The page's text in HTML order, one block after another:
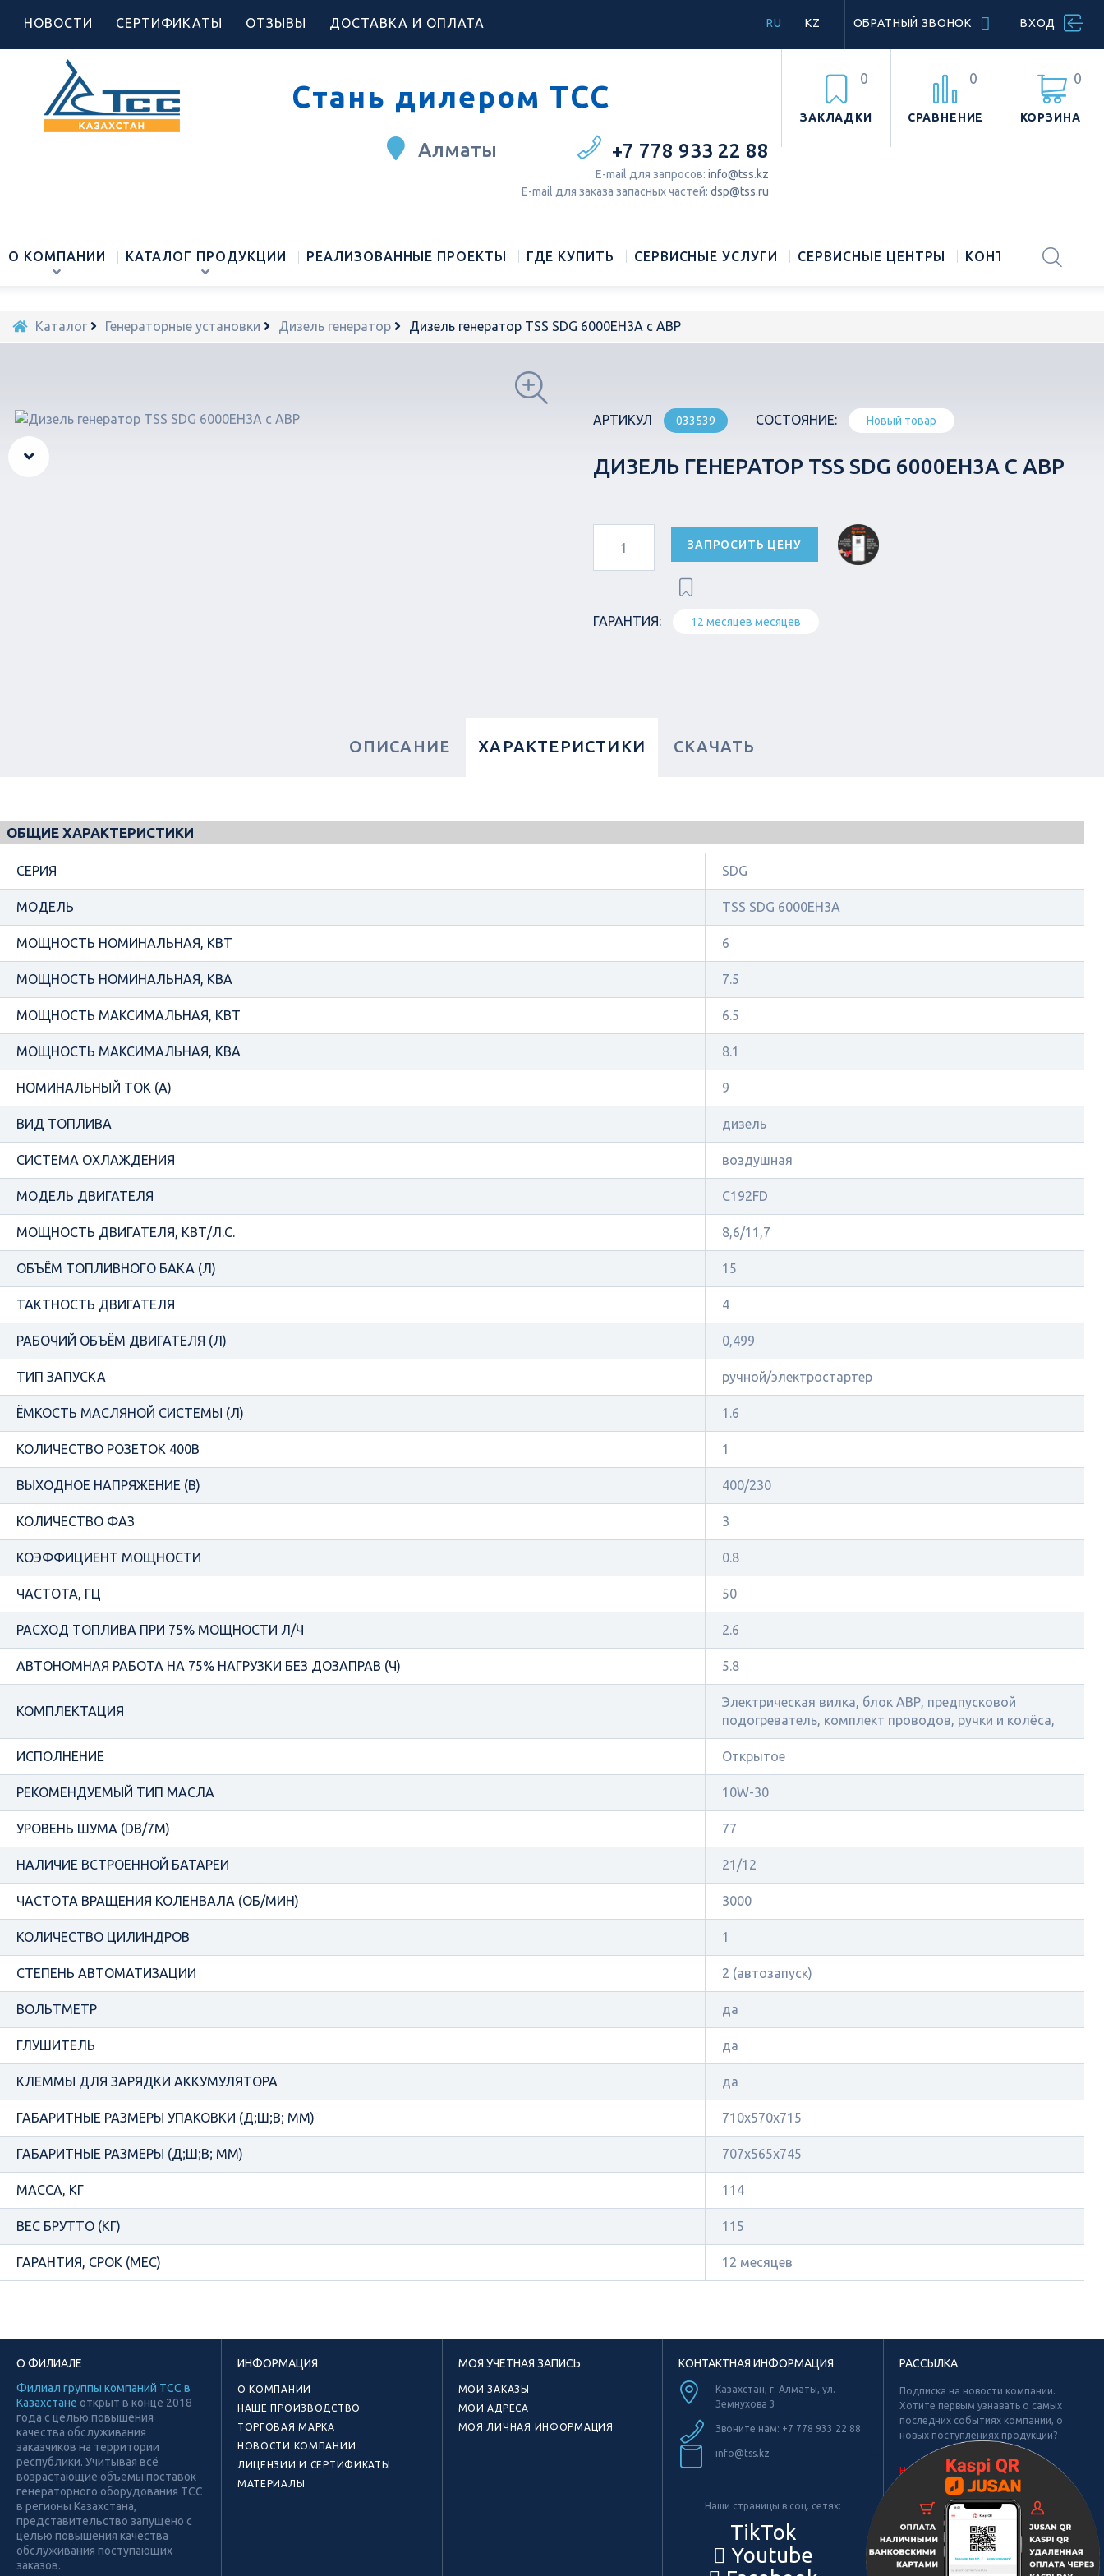
НОВОСТИ СЕРТИФИКАТЫ ОТЗЫВЫ ДОСТАВКА И ОПЛАТА ВХОД
ОБРАТНЫЙ ЗВОНОК
RU KZ
Стань дилером ТСС
КОРЗИНА
0
ЗАКЛАДКИ
0
СРАВНЕНИЕ
0
+7 778 933 22 88
Е-mail для запросов: info@tss.kz
Е-mail для заказа запасных частей: dsp@tss.ru
Алматы
О КОМПАНИИ КАТАЛОГ ПРОДУКЦИИ РЕАЛИЗОВАННЫЕ ПРОЕКТЫ ГДЕ КУПИТЬ СЕРВИСНЫЕ УСЛУГИ СЕРВИСНЫЕ ЦЕНТРЫ КОНТАКТЫ
Каталог Генераторные установки Дизель генератор Дизель генератор TSS SDG 6000EH3A с АВР
АРТИКУЛ 033539 СОСТОЯНИЕ: Новый товар
ДИЗЕЛЬ ГЕНЕРАТОР TSS SDG 6000EH3A С АВР
ЗАПРОСИТЬ ЦЕНУ
ГАРАНТИЯ: 12 месяцев месяцев
ОПИСАНИЕ ХАРАКТЕРИСТИКИ СКАЧАТЬ
ОБЩИЕ ХАРАКТЕРИСТИКИ
СЕРИЯ SDG
МОДЕЛЬ TSS SDG 6000EH3A
МОЩНОСТЬ НОМИНАЛЬНАЯ, КВТ 6
МОЩНОСТЬ НОМИНАЛЬНАЯ, КВА 7.5
МОЩНОСТЬ МАКСИМАЛЬНАЯ, КВТ 6.5
МОЩНОСТЬ МАКСИМАЛЬНАЯ, КВА 8.1
НОМИНАЛЬНЫЙ ТОК (А) 9
ВИД ТОПЛИВА дизель
СИСТЕМА ОХЛАЖДЕНИЯ воздушная
МОДЕЛЬ ДВИГАТЕЛЯ C192FD
МОЩНОСТЬ ДВИГАТЕЛЯ, КВТ/Л.С. 8,6/11,7
ОБЪЁМ ТОПЛИВНОГО БАКА (Л) 15
ТАКТНОСТЬ ДВИГАТЕЛЯ 4
РАБОЧИЙ ОБЪЁМ ДВИГАТЕЛЯ (Л) 0,499
ТИП ЗАПУСКА ручной/электростартер
ЁМКОСТЬ МАСЛЯНОЙ СИСТЕМЫ (Л) 1.6
КОЛИЧЕСТВО РОЗЕТОК 400В 1
ВЫХОДНОЕ НАПРЯЖЕНИЕ (В) 400/230
КОЛИЧЕСТВО ФАЗ 3
КОЭФФИЦИЕНТ МОЩНОСТИ 0.8
ЧАСТОТА, ГЦ 50
РАСХОД ТОПЛИВА ПРИ 75% МОЩНОСТИ Л/Ч 2.6
АВТОНОМНАЯ РАБОТА НА 75% НАГРУЗКИ БЕЗ ДОЗАПРАВ (Ч) 5.8
КОМПЛЕКТАЦИЯ
Электрическая вилка, блок АВР, предпусковой
подогреватель, комплект проводов, ручки и колёса,
ИСПОЛНЕНИЕ Открытое
РЕКОМЕНДУЕМЫЙ ТИП МАСЛА 10W-30
УРОВЕНЬ ШУМА (DB/7М) 77
НАЛИЧИЕ ВСТРОЕННОЙ БАТАРЕИ 21/12
ЧАСТОТА ВРАЩЕНИЯ КОЛЕНВАЛА (ОБ/МИН) 3000
КОЛИЧЕСТВО ЦИЛИНДРОВ 1
СТЕПЕНЬ АВТОМАТИЗАЦИИ 2 (автозапуск)
ВОЛЬТМЕТР да
ГЛУШИТЕЛЬ да
КЛЕММЫ ДЛЯ ЗАРЯДКИ АККУМУЛЯТОРА да
ГАБАРИТНЫЕ РАЗМЕРЫ УПАКОВКИ (Д;Ш;В; ММ) 710х570х715
ГАБАРИТНЫЕ РАЗМЕРЫ (Д;Ш;В; ММ) 707х565х745
МАССА, КГ 114
ВЕС БРУТТО (КГ) 115
ГАРАНТИЯ, СРОК (МЕС) 12 месяцев
О ФИЛИАЛЕ
Филиал группы компаний ТСС в
Казахстане открыт в конце 2018
года с целью повышения
качества обслуживания
заказчиков на территории
республики. Учитывая всё
возрастающие объёмы поставок
генераторного оборудования ТСС
в регионы Казахстана,
представительство запущено с
целью повышения качества
обслуживания поступающих
заказов.
ИНФОРМАЦИЯ
О КОМПАНИИ
НАШЕ ПРОИЗВОДСТВО
ТОРГОВАЯ МАРКА
НОВОСТИ КОМПАНИИ
ЛИЦЕНЗИИ И СЕРТИФИКАТЫ
МАТЕРИАЛЫ
МОЯ УЧЕТНАЯ ЗАПИСЬ
МОИ ЗАКАЗЫ
МОИ АДРЕСА
МОЯ ЛИЧНАЯ ИНФОРМАЦИЯ
КОНТАКТНАЯ ИНФОРМАЦИЯ
Казахстан, г. Алматы, ул.
Земнухова 3
Звоните нам: +7 778 933 22 88
info@tss.kz
Наши страницы в соц. сетях:
TikTok
Youtube
РАССЫЛКА
Подписка на новости компании.
Хотите первым узнавать о самых
последних событиях компании, о
новых поступлениях продукции?
Не найдено рубрик для подписки.